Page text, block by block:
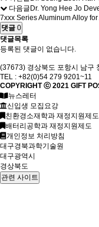
다음글 Dr. Yong Hee Jo
7xxx Series Aluminum Alloy
댓글 0
댓글목록
등록된 댓글이 없습니다.
(37673) 경상북도 포항시 남구
TEL : +82(0)54 279
COPYRIGHT ⓒ 2021 GIFT
뉴스레터
신입생 모집요강
친환경소재학과 재정지원제도
배터리공학과 재정지원제도
개인정보 처리방침
대구경북과학기술원
대구광역시
경상북도
관련 사이트